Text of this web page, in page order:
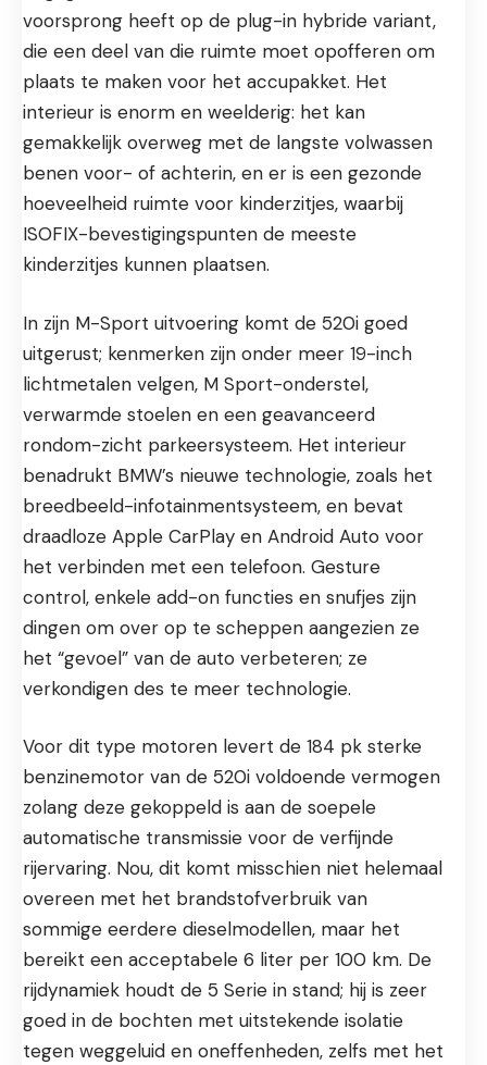
voorsprong heeft op de plug-in hybride variant,
die een deel van die ruimte moet opofferen om
plaats te maken voor het accupakket. Het
interieur is enorm en weelderig: het kan
gemakkelijk overweg met de langste volwassen
benen voor- of achterin, en er is een gezonde
hoeveelheid ruimte voor kinderzitjes, waarbij
ISOFIX-bevestigingspunten de meeste
kinderzitjes kunnen plaatsen.
In zijn M-Sport uitvoering komt de 520i goed
uitgerust; kenmerken zijn onder meer 19-inch
lichtmetalen velgen, M Sport-onderstel,
verwarmde stoelen en een geavanceerd
rondom-zicht parkeersysteem. Het interieur
benadrukt BMW’s nieuwe technologie, zoals het
breedbeeld-infotainmentsysteem, en bevat
draadloze Apple CarPlay en Android Auto voor
het verbinden met een telefoon. Gesture
control, enkele add-on functies en snufjes zijn
dingen om over op te scheppen aangezien ze
het “gevoel” van de auto verbeteren; ze
verkondigen des te meer technologie.
Voor dit type motoren levert de 184 pk sterke
benzinemotor van de 520i voldoende vermogen
zolang deze gekoppeld is aan de soepele
automatische transmissie voor de verfijnde
rijervaring. Nou, dit komt misschien niet helemaal
overeen met het brandstofverbruik van
sommige eerdere dieselmodellen, maar het
bereikt een acceptabele 6 liter per 100 km. De
rijdynamiek houdt de 5 Serie in stand; hij is zeer
goed in de bochten met uitstekende isolatie
tegen weggeluid en oneffenheden, zelfs met het